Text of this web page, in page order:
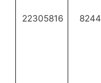
8244
22305816